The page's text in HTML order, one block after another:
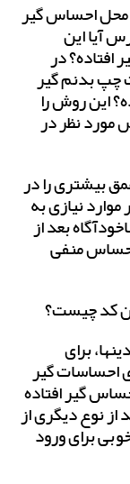
محل احساس گیر
آیا این
افتاده؟ در
چپ بدنم گیر
این روش را
مورد نظر در
بیشتری را در
نیازی به
بعد از
منفی
برای
احساسات گیر
گیر افتاده
از نوع دیگری از
برای ورود